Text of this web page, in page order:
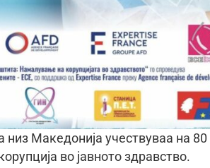
Македонија учествуваа на
во јавното здравство.